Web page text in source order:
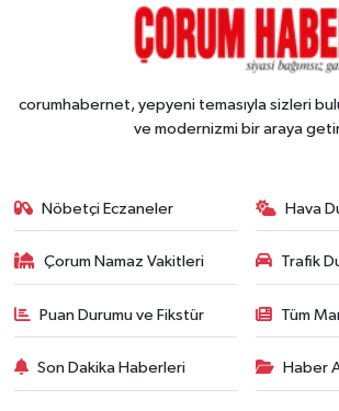
corumhabernet, yepyeni temasıyla sizleri
ve modernizmi bir araya
Nöbetçi Eczaneler Hava
Çorum Namaz Vakitleri Trafik
Puan Durumu ve Fikstür Tüm
Son Dakika Haberleri Haber